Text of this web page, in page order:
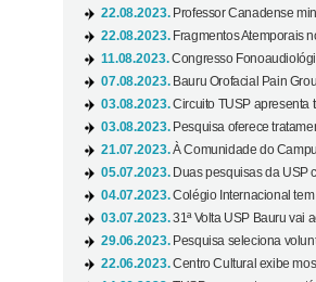
22.08.2023. Professor Canadense
22.08.2023. Fragmentos Atemporais
11.08.2023.Congresso
07.08.2023. Bauru Orofacial Pain
03.08.2023.Circuito TUSP apresenta
03.08.2023. Pesquisa oferece
21.07.2023.À Comunidade do
05.07.2023. Duas pesquisas da USP
04.07.2023.Colégio Internacional
03.07.2023.31ª Volta USP Bauru vai
29.06.2023. Pesquisa seleciona
22.06.2023.Centro Cultural exibe